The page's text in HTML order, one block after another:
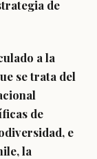
de
a la
se trata del
de
e
la